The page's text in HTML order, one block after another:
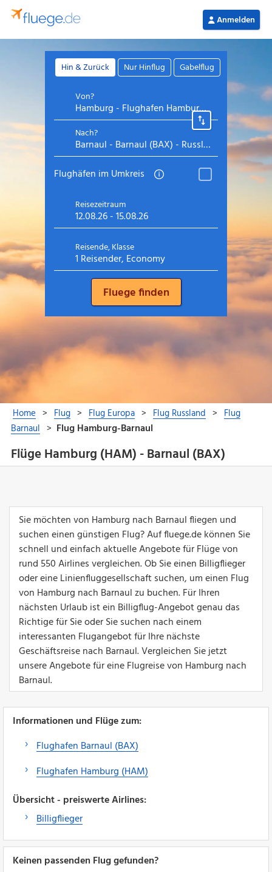
Flüge Hamburg (HAM) - Barnaul (BAX)
Sie möchten von Hamburg nach Barnaul fliegen und
suchen einen günstigen Flug? Auf fluege.de können Sie
schnell und einfach aktuelle Angebote für Flüge von
rund 550 Airlines vergleichen. Ob Sie einen Billigflieger
oder eine Linienfluggesellschaft suchen, um einen Flug
von Hamburg nach Barnaul zu buchen. Für Ihren
nächsten Urlaub ist ein Billigflug-Angebot genau das
Richtige für Sie oder Sie suchen nach einem
interessanten Flugangebot für Ihre nächste
Geschäftsreise nach Barnaul. Vergleichen Sie jetzt
unsere Angebote für eine Flugreise von Hamburg nach
Barnaul.
Informationen und Flüge zum:
Flughafen Barnaul (BAX)
Flughafen Hamburg (HAM)
Übersicht - preiswerte Airlines:
Billigflieger
Keinen passenden Flug gefunden?